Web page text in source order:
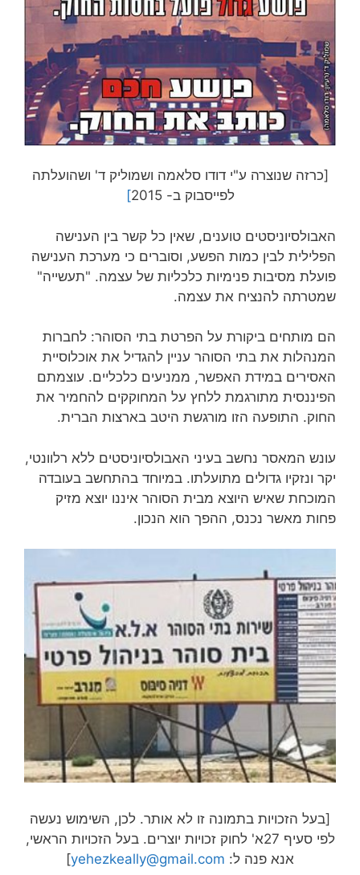
[כרזה שנוצרה ע"י דודו סלאמה ושמוליק ד' ושהועלתה
לפייסבוק ב- 2015
]
האבולסיוניסטים טוענים, שאין כל קשר בין הענישה
הפלילית לבין כמות הפשע, וסוברים כי מערכת הענישה
פועלת מסיבות פנימיות כלכליות של עצמה. "תעשייה"
שמטרתה להנציח את עצמה.
הם מותחים ביקורת על הפרטת בתי הסוהר: לחברות
המנהלות את בתי הסוהר עניין להגדיל את אוכלוסיית
האסירים במידת האפשר, ממניעים כלכליים. עוצמתם
הפיננסית מתורגמת ללחץ על המחוקקים להחמיר את
החוק. התופעה הזו מורגשת היטב בארצות הברית.
עונש המאסר נחשב בעיני האבולסיוניסטים ללא רלוונטי,
יקר ונזקיו גדולים מתועלתו. במיוחד בהתחשב בעובדה
המוכחת שאיש היוצא מבית הסוהר איננו יוצא מזיק
פחות מאשר נכנס, ההפך הוא הנכון.
[בעל הזכויות בתמונה זו לא אותר. לכן, השימוש נעשה
לפי סעיף 27א' לחוק זכויות יוצרים. בעל הזכויות הראשי,
אנא פנה ל: yehezkeally@gmail.com
]